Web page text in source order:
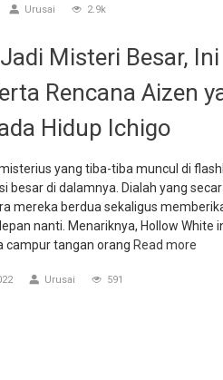
Urusai 2.9k
Misteri Besar,
Rencana Aizen
Hidup Ichigo
yang tiba-tiba muncul di
besar di dalamnya. Dialah yang
mereka berdua sekaligus
nanti. Menariknya, Hollow White
campur tangan orang Read more
Urusai 591